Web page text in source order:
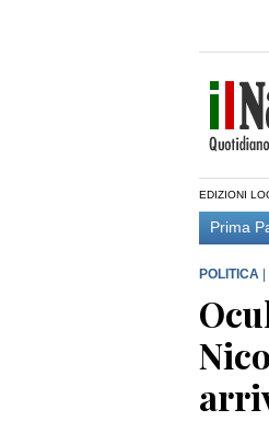
EDIZIONI
Prima
POLITICA